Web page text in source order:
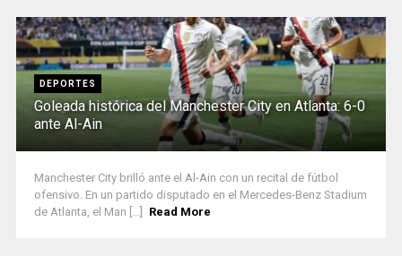
DEPORTES
Goleada histórica del Manchester City en Atlanta: 6-0
ante Al-Ain
Manchester City brilló ante el Al-Ain con un recital de fútbol
ofensivo. En un partido disputado en el Mercedes-Benz Stadium
de Atlanta, el Man [...]
Read More